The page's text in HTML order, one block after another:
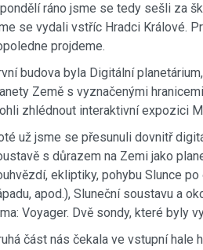
ráno jsme se tedy sešli za
se vydali vstříc Hradci Králové.
projdeme.
budova byla Digitální
Země s vyznačenými
zhlédnout interaktivní expozici
už jsme se přesunuli dovnitř
s důrazem na Zemi jako
ekliptiky, pohybu Slunce
apod.), Sluneční soustavu a
Voyager. Dvě sondy, které byly
část nás čekala ve vstupní